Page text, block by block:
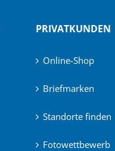
PRIVATKUNDEN
Online-Shop
Briefmarken
Standorte finden
Fotowettbewerb